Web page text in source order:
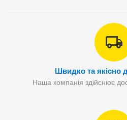
Швидко та якісно
Наша компанія здійснює